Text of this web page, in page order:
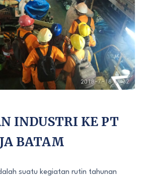
INDUSTRI KE PT
BATAM
suatu kegiatan rutin tahunan